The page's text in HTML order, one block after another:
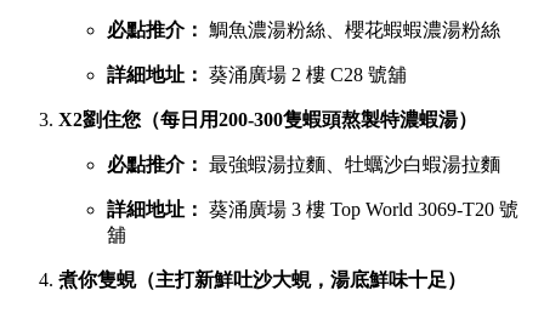
必點推介： 鯛魚濃湯粉絲、櫻花蝦蝦濃湯粉絲
詳細地址： 葵涌廣場 2 樓 C28 號舖
X2劉住您（每日用200-300隻蝦頭熬製特濃蝦湯）
必點推介： 最強蝦湯拉麵、牡蠣沙白蝦湯拉麵
詳細地址： 葵涌廣場 3 樓 Top World 3069-T20 號
舖
煮你隻蜆（主打新鮮吐沙大蜆，湯底鮮味十足）